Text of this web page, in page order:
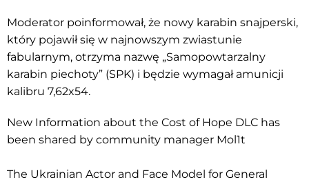
Moderator poinformował, że nowy karabin snajperski,
który pojawił się w najnowszym zwiastunie
fabularnym, otrzyma nazwę „Samopowtarzalny
karabin piechoty” (SPK) i będzie wymagał amunicji
kalibru 7,62x54.
New Information about the Cost of Hope DLC has
been shared by community manager Mol1t
The Ukrainian Actor and Face Model for General